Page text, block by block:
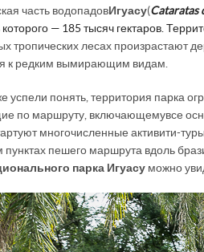
часть водопадовИгуасу(Cataratas
— 185 тысяч гектаров.
тропических лесах произрастают
к редким вымирающим видам.
успели понять, территория парка
по маршруту, включающему все
многочисленные активити-туры
пунктах пешего маршрута вдоль
парка Игуасу можно